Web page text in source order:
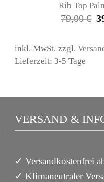
Rib Top
79,00€
inkl. MwSt. zzgl.
Lieferzeit: 3-5 Tage
VERSAND &
✓ Versandkostenfrei
✓ Klimaneutraler